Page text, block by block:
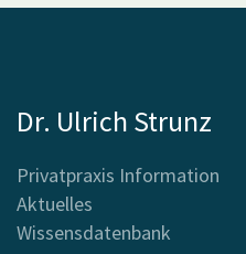
Dr. Ulrich Strunz
Privatpraxis Information
Aktuelles
Wissensdatenbank